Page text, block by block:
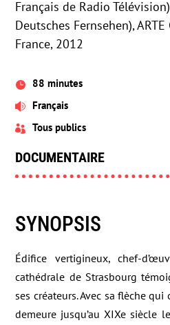
Français de Radio
Deutsches Fernsehen), ARTE
France, 2012
 88 minutes
 Français
 Tous publics
DOCUMENTAIRE
SYNOPSIS
Édifice vertigineux, chef-
cathédrale de Strasbourg
ses créateurs. Avec sa flèche
demeure jusqu’au XIXe siècle